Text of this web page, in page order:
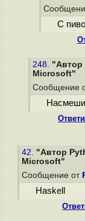
С
248. "Автор
Microsoft"
Сообщение
42. "Автор
Microsoft"
Сообщение от
Haskell